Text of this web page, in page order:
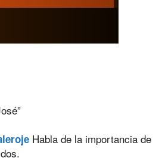
Habla de la importancia de